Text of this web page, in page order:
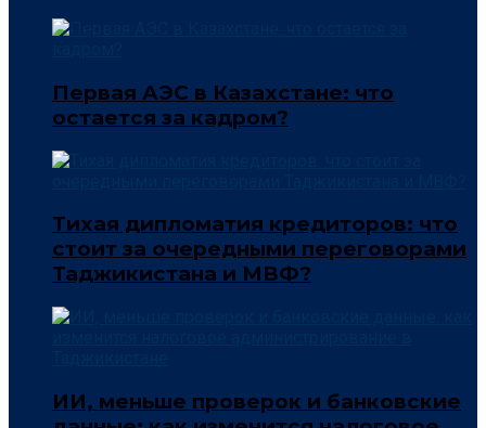
Первая АЭС в Казахстане: что
остается за кадром?
Тихая дипломатия кредиторов: что
стоит за очередными переговорами
Таджикистана и МВФ?
ИИ, меньше проверок и банковские